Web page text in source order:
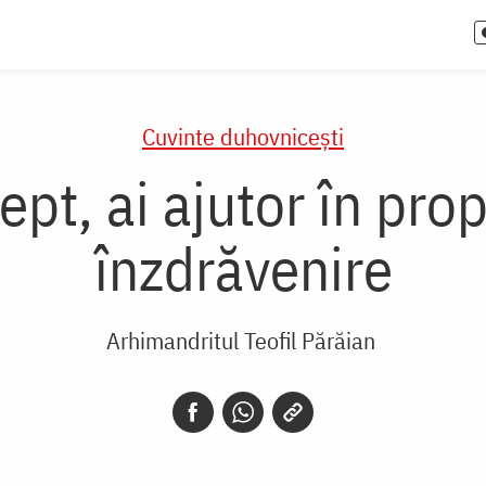
Cuvinte duhovnicești
ai ajutor în
înzdrăvenire
Arhimandritul Teofil Părăian